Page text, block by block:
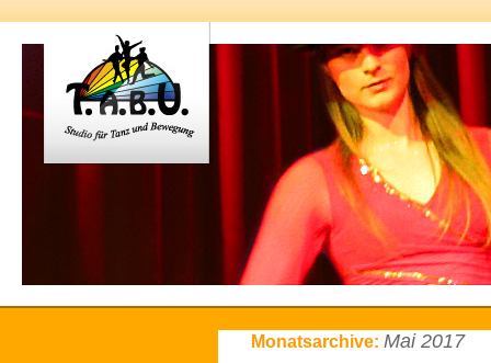
Monatsarchive: Mai 2017